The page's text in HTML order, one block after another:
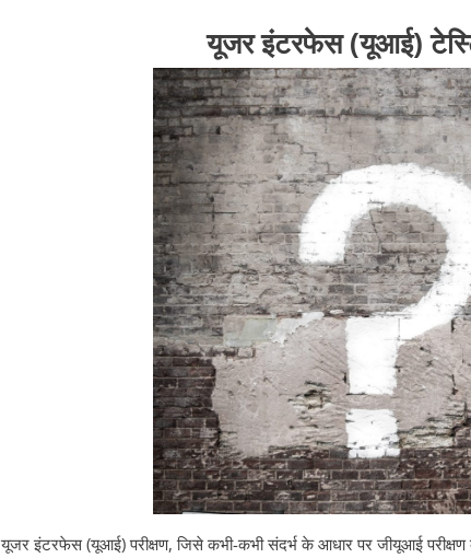
यूजर इंटरफेस (यूआई)
यूजर इंटरफेस (यूआई) परीक्षण, जिसे कभी-कभी संदर्भ के आधार पर जीयूआई